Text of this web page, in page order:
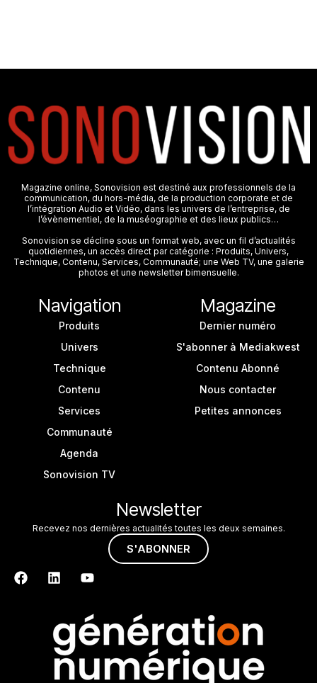
Magazine online, Sonovision est destiné aux professionnels de la
communication, du hors-média, de la production corporate et de
l’intégration Audio et Vidéo, dans les univers de l’entreprise, de
l’évènementiel, de la muséographie et des lieux publics…
Sonovision se décline sous un format web, avec un fil d’actualités
quotidiennes, un accès direct par catégorie : Produits, Univers,
Technique, Contenu, Services, Communauté; une Web TV, une galerie
photos et une newsletter bimensuelle.
Navigation
Produits
Univers
Technique
Contenu
Services
Communauté
Agenda
Sonovision TV
Magazine
Dernier numéro
S'abonner à Mediakwest
Contenu Abonné
Nous contacter
Petites annonces
Newsletter
Recevez nos dernières actualités toutes les deux semaines.
S'ABONNER